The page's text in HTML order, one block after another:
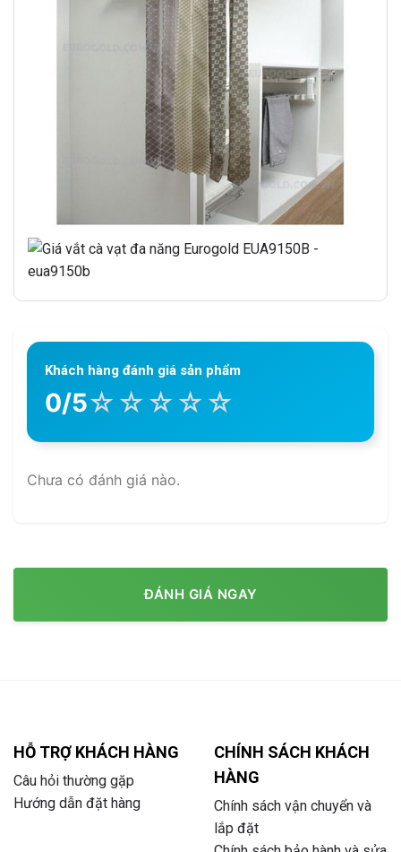
Khách hàng đánh giá sản phẩm
0/5☆ ☆ ☆ ☆ ☆
Chưa có đánh giá nào.
ĐÁNH GIÁ NGAY
HỖ TRỢ KHÁCH HÀNG
Câu hỏi thường gặp
Hướng dẫn đặt hàng
CHÍNH SÁCH KHÁCH
HÀNG
Chính sách vận chuyển và
lắp đặt